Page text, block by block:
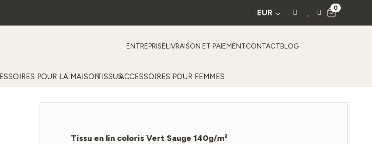
EUR 0
ENTREPRISELIVRAISON ET PAIEMENTCONTACTBLOG
POUR LA MAISONTISSUSACCESSOIRES POUR FEMMES
Tissu en lin coloris Vert Sauge 140g/m²